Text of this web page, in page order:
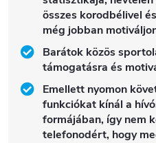
összes korodbélivel
még jobban
Barátok közös
támogatásra és
Emellett nyomon
funkciókat kínál a
formájában, így nem
telefonodért, hogy